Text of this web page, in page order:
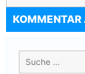
Suche
nach: